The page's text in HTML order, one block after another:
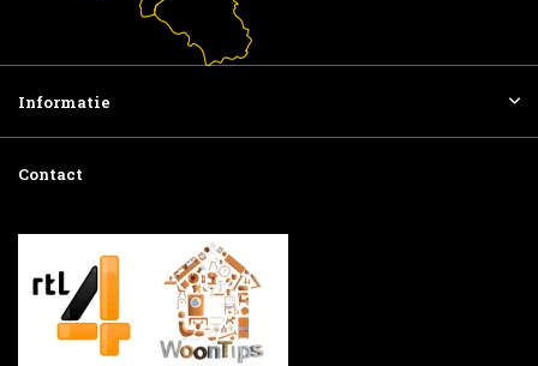
Informatie
Contact